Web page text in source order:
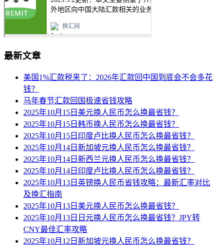
最新文章
美国1%汇款税来了：2026年汇款回中国到底会不会多花
钱？
马年春节汇款回国极速省钱攻略
2025年10月15日美元换人民币怎么换最省钱？
2025年10月15日韩币换人民币怎么换最省钱？
2025年10月15日印度卢比换人民币怎么换最省钱？
2025年10月14日新加坡元换人民币怎么换最省钱？
2025年10月14日新西兰元换人民币怎么换最省钱？
2025年10月14日印度卢比换人民币怎么换最省钱？
2025年10月13日英镑换人民币省钱攻略：最新汇率对比
及换汇指南
2025年10月13日美元换人民币怎么换最省钱？
2025年10月13日日元换人民币怎么换最省钱？JPY转
CNY最佳汇率攻略
2025年10月12日新加坡元换人民币怎么换最省钱？